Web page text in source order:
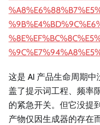
这是 AI 产品生命周期
盖了提示词工程、频率
的紧急开关。但它没提
产物仅因生成器的存在